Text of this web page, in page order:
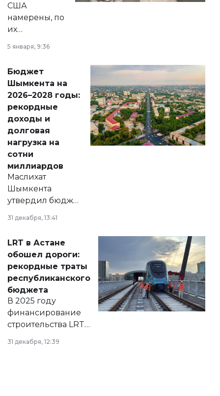
США
намерены, по
их
принести
народу
Венесуэлы.
5 января, 9:36
Бюджет
Шымкента на
2026–2028 годы:
рекордные
доходы и
долговая
нагрузка на
сотни
миллиардов
Маслихат
Шымкента
утвердил бюджет
города на 2026–
2028 годы.
документ
появился в базе
нормативных
правовых актов и
на сайте маслихат
города.
31 декабря, 13:41
LRT в Астане
обошел дороги:
рекордные траты
республиканского
бюджета
В 2025 году
финансирование
строительства LRT
в Астане из
республиканского
31 декабря, 12:39